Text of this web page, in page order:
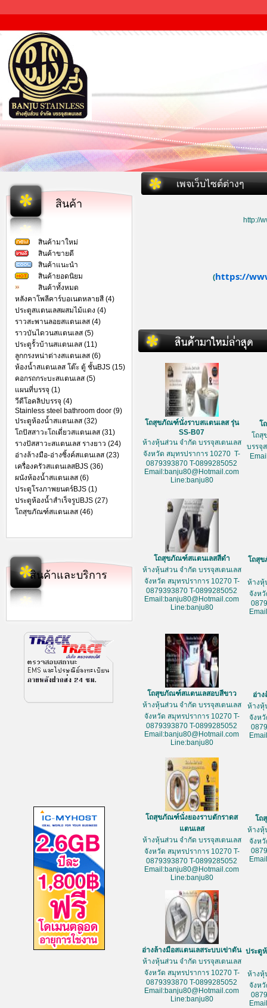
สินค้า
สินค้ามาใหม่
สินค้าขายดี
สินค้าแนะนำ
สินค้ายอดนิยม
สินค้าทั้งหมด
หลังคาโพลีคาร์บอเนตหลายสี (4)
ประตูสแตนเลสผสมไม้แดง (4)
ราวสะพานลอยสแตนเลส (4)
ราวบันไดวนสแตนเลส (5)
ประตูรั้วบ้านสแตนเลส (11)
ลูกกรงหน่าต่างสแตนเลส (6)
ห้องน้ำสแตนเลส โต๊ะ ตู้ ชั้นBJS (15)
คอกรถกระบะสแตนเลส (5)
แผนที่บรรจุ (1)
วีดีโอคลิปบรรจุ (4)
Stainless steel bathroom door (9)
ประตูห้องน้ำสแตนเลส (32)
โถปัสสาวะโถเดี่ยวสแตนเลส (31)
รางปัสสาวะสแตนเลส รางยาว (24)
อ่างล้างมือ-อ่างซิ้งค์สแตนเลส (23)
เครื่องครัวสแตนเลสBJS (36)
ผนังห้องน้ำสแตนเลส (6)
ประตูโรงภาพยนตร์BJS (1)
ประตูห้องน้ำสำเร็จรูปBJS (27)
โถสุขภัณฑ์สแตนเลส (46)
สินค้าและบริการ
เพจเว็บไซต์ต่างๆ
http://
(https://
โถสุขภัณฑ์นั่งราบสแตนเลส รุ่น
SS-B07
ห้างหุ้นส่วน จำกัด บรรจุสเตนเลส
จังหวัด สมุทรปราการ 10270 T-
0879393870 T-0899285052
Email:banju80@Hotmail.com
Line:banju80
โ
โถสุ
บรรจุ
โถสุขภัณฑ์สแตนเลสสีดำ
ห้างหุ้นส่วน จำกัด บรรจุสเตนเลส
จังหวัด สมุทรปราการ 10270 T-
0879393870 T-0899285052
Email:banju80@Hotmail.com
Line:banju80
โถสุ
ห้างหุ้
จังห
โถสุขภัณฑ์สแตนเลสอบสีขาว
ห้างหุ้นส่วน จำกัด บรรจุสเตนเลส
จังหวัด สมุทรปราการ 10270 T-
0879393870 T-0899285052
Email:banju80@Hotmail.com
Line:banju80
อ่า
ห้างหุ้
จังห
โถสุขภัณฑ์นั่งยองราบตักราดส
แตนเลส
ห้างหุ้นส่วน จำกัด บรรจุสเตนเลส
จังหวัด สมุทรปราการ 10270 T-
0879393870 T-0899285052
Email:banju80@Hotmail.com
Line:banju80
โถ
ห้างหุ้
จังห
อ่างล้างมือสแตนเลสระบบเข่าดัน
ห้างหุ้นส่วน จำกัด บรรจุสเตนเลส
จังหวัด สมุทรปราการ 10270 T-
0879393870 T-0899285052
Email:banju80@Hotmail.com
Line:banju80
ประตู
ห้างหุ้
จังห